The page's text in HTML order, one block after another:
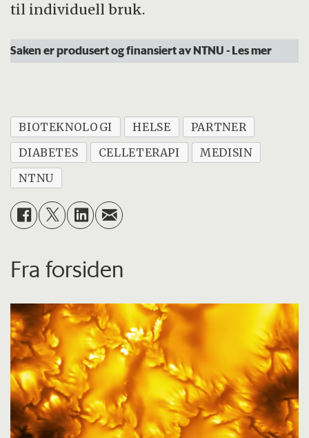
til individuell bruk.
Saken er produsert og finansiert av NTNU- Les mer
BIOTEKNOLOGI HELSE
PARTNER
DIABETES
CELLETERAPI
MEDISIN
NTNU
Fra forsiden